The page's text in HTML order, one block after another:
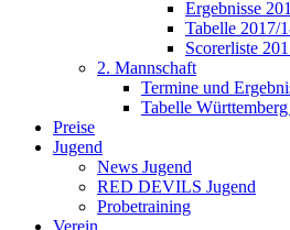
Ergebnisse
Tabelle 2017/
Scorerliste
2. Mannschaft
Termine und
Tabelle
Preise
Jugend
News Jugend
RED DEVILS Jugend
Probetraining
Verein